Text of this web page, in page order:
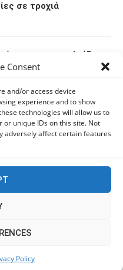
Consent
and/or access device
experience and to show
technologies will allow us to
or unique IDs on this site. Not
adversely affect certain features
Policy
σε τροχιά
να «αγκαλιάζουν»
εκτεθειμένοι σε
λιγότερα μέτρα
ενοποίηση τεσσάρων
επικίνδυνες
your experience. We'll
More